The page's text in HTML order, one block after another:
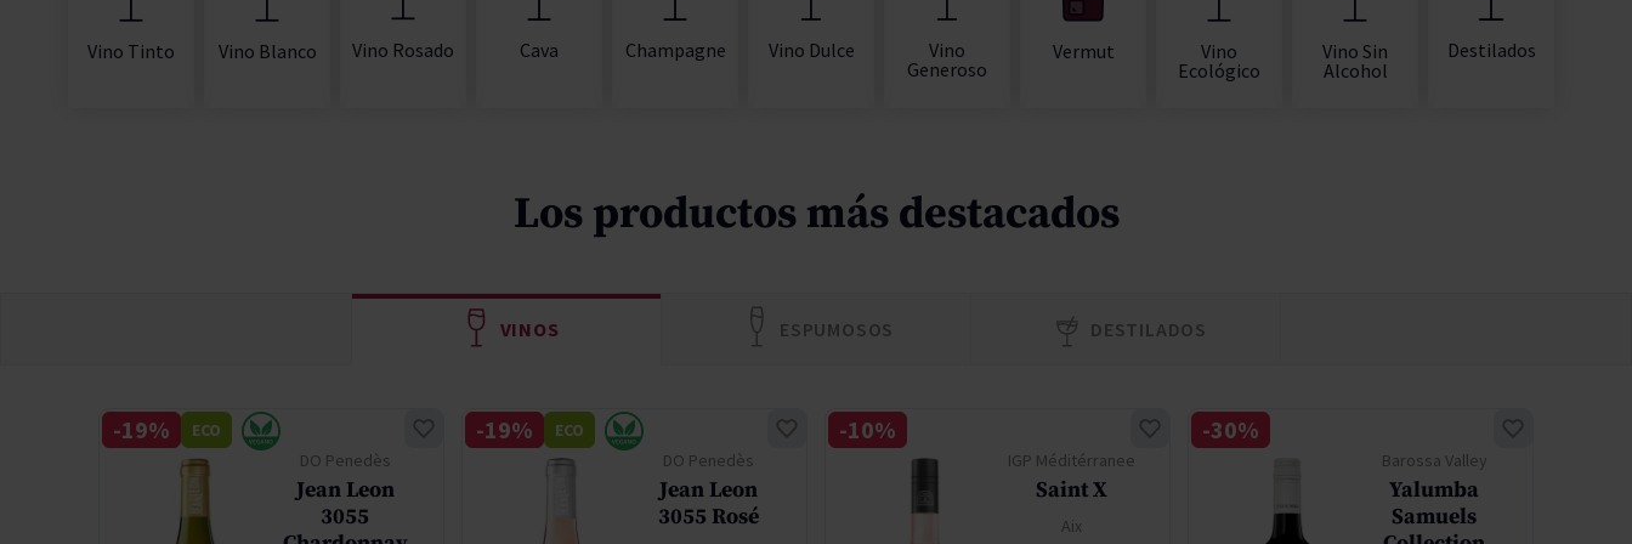
Vino Tinto Vino Blanco Vino Rosado Cava Champagne Vino Dulce
Vino
Generoso
Vermut
Vino
Ecológico
Vino Sin
Alcohol
Destilados
Los productos más destacados
VINOS ESPUMOSOS DESTILADOS
DO Penedès
Jean Leon
3055
-19% ECO
DO Penedès
Jean Leon
3055 Rosé
-19% ECO
IGP Méditérranee
Saint X
Aix
-10%
Barossa Valley
Yalumba
Samuels
-30%